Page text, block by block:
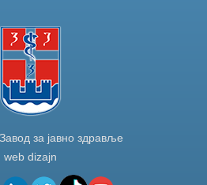
за јавно здравље
web dizajn